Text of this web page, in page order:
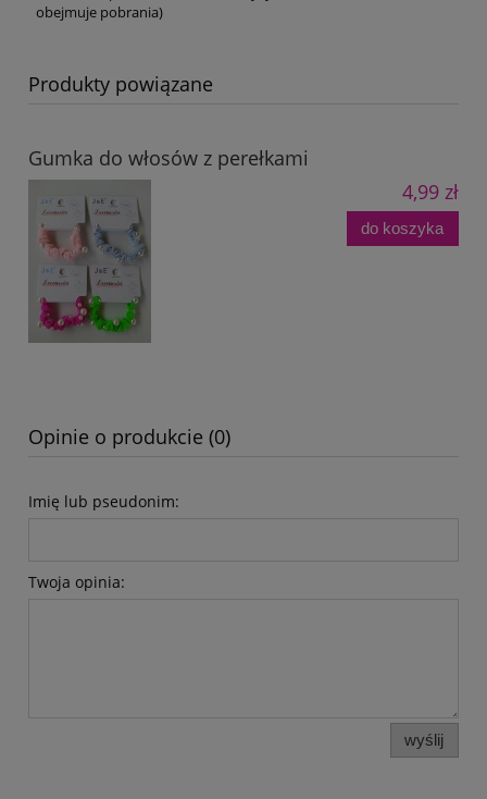
obejmuje pobrania)
Produkty powiązane
Gumka do włosów z perełkami
4,99 zł
do koszyka
Opinie o produkcie (0)
Imię lub pseudonim:
Twoja opinia:
wyślij